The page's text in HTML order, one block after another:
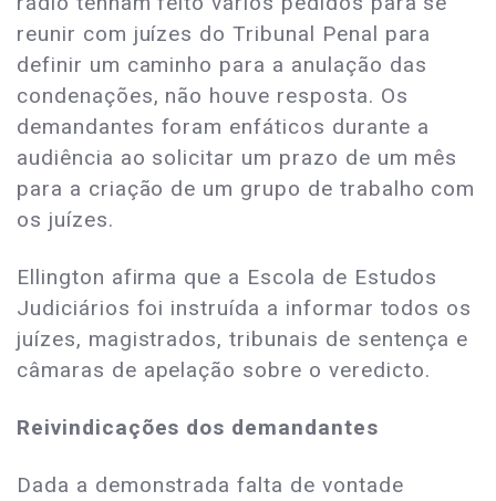
reunir com juízes do Tribunal Penal para
definir um caminho para a anulação das
condenações, não houve resposta. Os
demandantes foram enfáticos durante a
audiência ao solicitar um prazo de um mês
para a criação de um grupo de trabalho com
os juízes.
Ellington afirma que a Escola de Estudos
Judiciários foi instruída a informar todos os
juízes, magistrados, tribunais de sentença e
câmaras de apelação sobre o veredicto.
Reivindicações dos demandantes
Dada a demonstrada falta de vontade